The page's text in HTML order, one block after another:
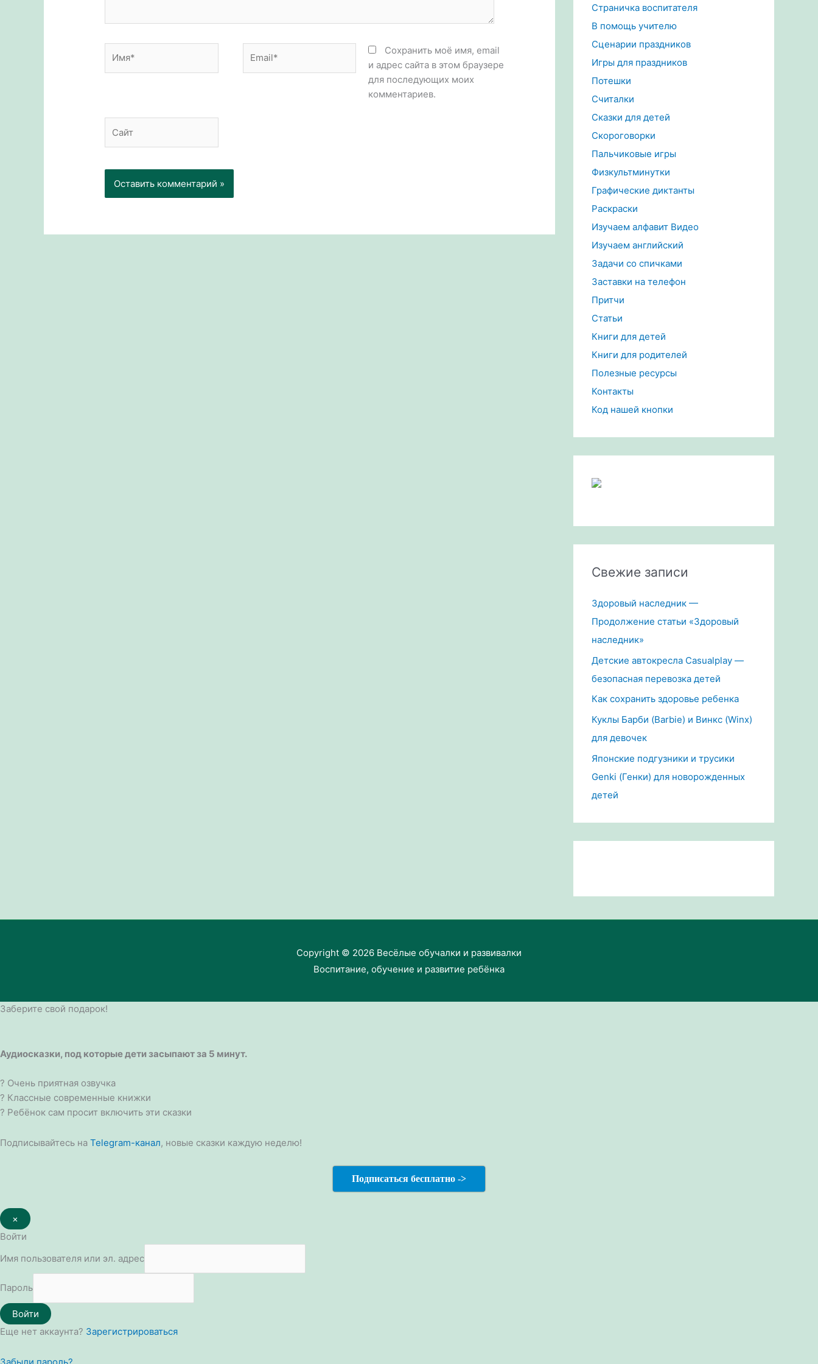
Сохранить моё имя, email
и адрес сайта в этом браузере
для последующих моих
комментариев.
Страничка воспитателя
В помощь учителю
Сценарии праздников
Игры для праздников
Потешки
Считалки
Сказки для детей
Скороговорки
Пальчиковые игры
Физкультминутки
Графические диктанты
Раскраски
Изучаем алфавит Видео
Изучаем английский
Задачи со спичками
Заставки на телефон
Притчи
Статьи
Книги для детей
Книги для родителей
Полезные ресурсы
Контакты
Код нашей кнопки
Свежие записи
Здоровый наследник —
Продолжение статьи «Здоровый
наследник»
Детские автокресла Casualplay —
безопасная перевозка детей
Как сохранить здоровье ребенка
Куклы Барби (Barbie) и Винкс (Winx)
для девочек
Японские подгузники и трусики
Genki (Генки) для новорожденных
детей
Copyright © 2026 Весёлые обучалки и развивалки
Воспитание, обучение и развитие ребёнка
Заберите свой подарок!
Аудиосказки, под которые дети засыпают за 5 минут.
? Очень приятная озвучка
? Классные современные книжки
? Ребёнок сам просит включить эти сказки
Подписывайтесь на Telegram-канал, новые сказки каждую неделю!
Подписаться бесплатно ->
×
Войти
Имя пользователя или эл. адрес
Пароль
Войти
Еще нет аккаунта? Зарегистрироваться